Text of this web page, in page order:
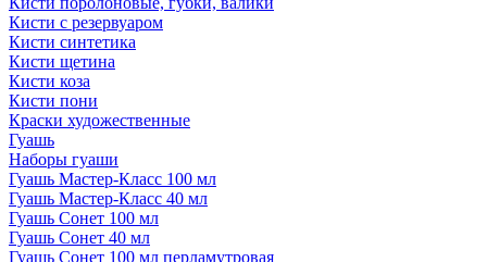
Кисти с резервуаром
Кисти синтетика
Кисти щетина
Кисти коза
Кисти пони
Краски художественные
Гуашь
Наборы гуаши
Гуашь Мастер-Класс 100 мл
Гуашь Мастер-Класс 40 мл
Гуашь Сонет 100 мл
Гуашь Сонет 40 мл
Гуашь Сонет 100 мл перламутровая